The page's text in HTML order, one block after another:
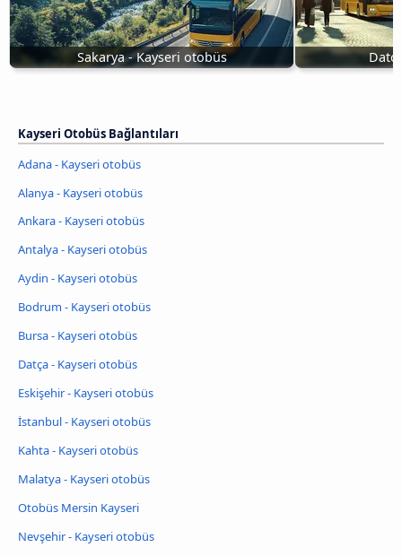
Sakarya - Kayseri otobüs
Kayseri Otobüs Bağlantıları
Adana - Kayseri otobüs
Alanya - Kayseri otobüs
Ankara - Kayseri otobüs
Antalya - Kayseri otobüs
Aydin - Kayseri otobüs
Bodrum - Kayseri otobüs
Bursa - Kayseri otobüs
Datça - Kayseri otobüs
Eskişehir - Kayseri otobüs
İstanbul - Kayseri otobüs
Kahta - Kayseri otobüs
Malatya - Kayseri otobüs
Otobüs Mersin Kayseri
Nevşehir - Kayseri otobüs